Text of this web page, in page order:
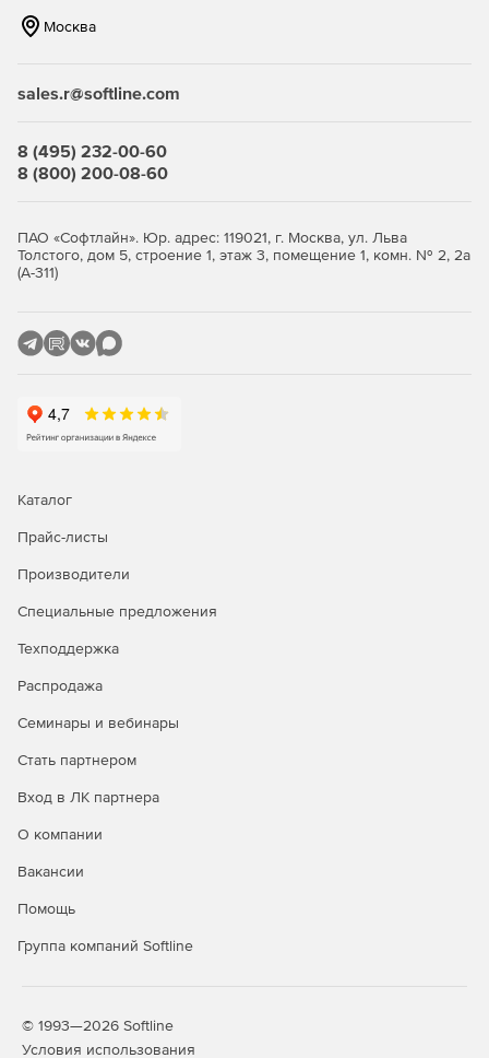
просмотра, редактирования и поиска.
Microsoft Access и Microsoft SQL.
Автоматический и запланированный вывод
Удаленная настройка имен компьютеров, IP-адресов,
Полнофункциональное удаленное управление
Удаленное восстановление ключей продуктов.
доменами и рабочими группами.
Задачи администрирования можно выполнять
Мастер настройки для быстрого начала работы.
Одна лицензия ИТ-администратора для
серверов и рабочих станций.
испанском, итальянском, немецком и французском.
Москва
sales.r@softline.com
8 (495) 232-00-60
8 (800) 200-08-60
ПАО «Софтлайн». Юр. адрес: 119021, г. Москва, ул. Льва
Толстого, дом 5, строение 1, этаж 3, помещение 1, комн. № 2, 2а
(А-311)
Каталог
Прайс-листы
Производители
Специальные предложения
Техподдержка
Распродажа
Семинары и вебинары
Стать партнером
Вход в ЛК партнера
О компании
Вакансии
Помощь
Группа компаний Softline
© 1993—2026 Softline
Условия использования